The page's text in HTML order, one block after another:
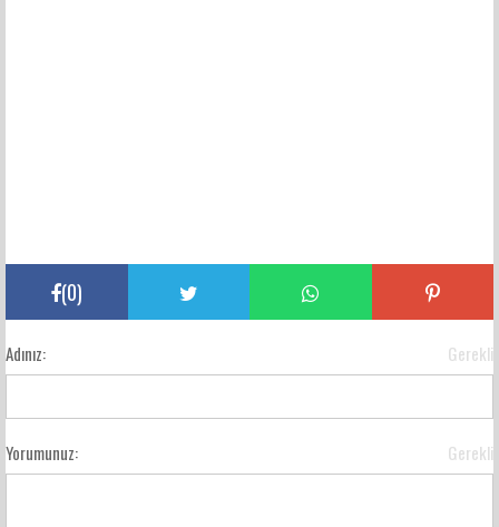
(0)
Adınız: Gerekli
Yorumunuz: Gerekli